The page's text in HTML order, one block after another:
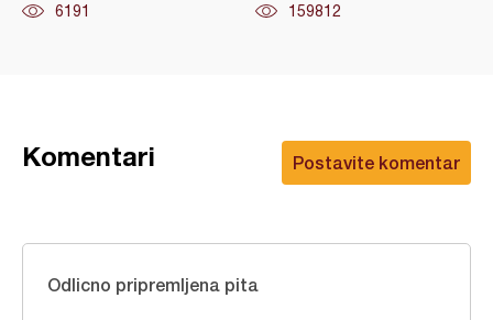
6191 159812
Postavite komentar
Komentari
Odlicno pripremljena pita